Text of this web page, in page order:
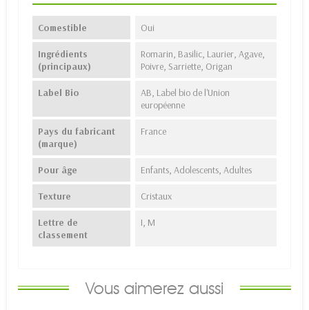
Comestible Oui
Ingrédients
(principaux)
Romarin, Basilic, Laurier, Agave,
Poivre, Sarriette, Origan
Label Bio
AB, Label bio de l'Union
européenne
Pays du fabricant
(marque)
France
Pour âge Enfants, Adolescents, Adultes
Texture Cristaux
Lettre de
classement
I, M
Vous aimerez aussi